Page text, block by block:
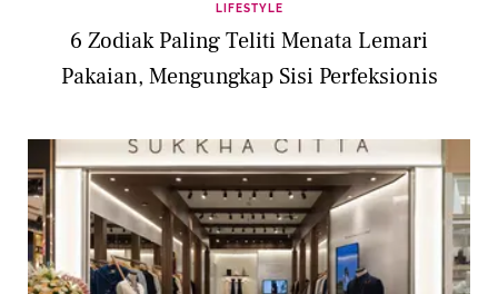
LIFESTYLE
6 Zodiak Paling Teliti Menata Lemari
Pakaian, Mengungkap Sisi Perfeksionis